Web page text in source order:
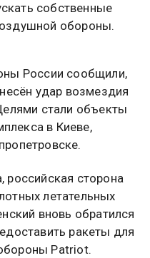
собственные
обороны.
России сообщили,
удар возмездия
стали объекты
в Киеве,
сторона
летательных
вновь обратился
ракеты для
Patriot.